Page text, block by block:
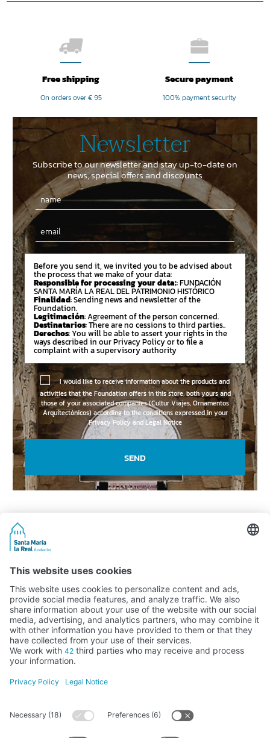
Free shipping
On orders over € 95
Secure payment
100% payment security
Newsletter
Subscribe to our newsletter and stay up-to-date on
news, special offers and discounts
Email
Before you send it, we invited you to be advised about
the process that we make of your data:
Responsible for processing your data:: FUNDACIÓN
SANTA MARÍA LA REAL DEL PATRIMONIO HISTÓRICO
Finalidad: Sending news and newsletter of the
Foundation.
Legitimación: Agreement of the person concerned.
Destinatarios: There are no cessions to third parties..
Derechos: You will be able to assert your rights in the
ways described in our Privacy Policy or to file a
complaint with a supervisory authority
I would like to receive information about the products and
activities that the Foundation offers in this store, both yours and
those of your associated companies (Cultur Viajes, Ornamentos
Arquitectónicos) according to the conditions expressed in your
Privacy Policy and Legal Notice
SEND
Activity subsidised by the Ministry of Education, Culture and Sports
FUNDACIÓN SANTA MARÍA LA REAL DEL PATRIMONIO HISTÓRICO –